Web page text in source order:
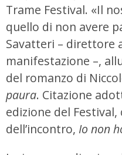
Trame Festival. «Il
quello di non avere
Savatteri – direttore
manifestazione –,
del romanzo di
paura. Citazione
edizione del
dell’incontro, Io non